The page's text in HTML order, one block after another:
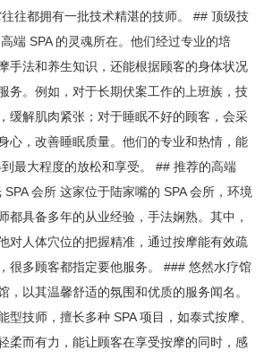
往都拥有一批技术精湛的技师。 ## 顶级技
端 SPA 的灵魂所在。他们经过专业的培
手法和养生知识，还能根据顾客的身体状况
务。例如，对于长期伏案工作的上班族，技
缓解肌肉紧张；对于睡眠不好的顾客，会采
心，改善睡眠质量。他们的专业和热情，能
最大程度的放松和享受。 ## 推荐的高端
会所 这家位于陆家嘴的 SPA 会所，环境
都具备多年的从业经验，手法娴熟。其中，
对人体穴位的把握精准，通过按摩能有效疏
很多顾客都指定要他服务。 ### 悠然水疗馆
，以其温馨舒适的氛围和优质的服务闻名。
型技师，擅长多种 SPA 项目，如泰式按摩、
柔而有力，能让顾客在享受按摩的同时，感